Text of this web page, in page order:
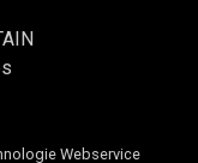
Webservice